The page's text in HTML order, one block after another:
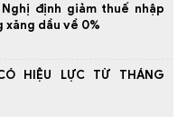
định giảm thuế nhập
xăng dầu về 0%
HIỆU LỰC TỪ THÁNG